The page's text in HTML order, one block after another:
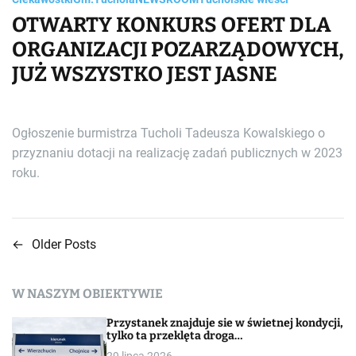
OTWARTY KONKURS OFERT DLA
ORGANIZACJI POZARZĄDOWYCH,
JUŻ WSZYSTKO JEST JASNE
Ogłoszenie burmistrza Tucholi Tadeusza Kowalskiego o
przyznaniu dotacji na realizację zadań publicznych w 2023
roku.
N
i
← Older Posts
W NASZYM OBIEKTYWIE
Przystanek znajduje sie w świetnej kondycji,
tylko ta przeklęta droga…